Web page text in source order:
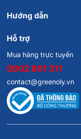
Hướng dẫn
Hỗ trợ
Mua hàng trực tuyến
0902 801 311
contact@greenoly.vn